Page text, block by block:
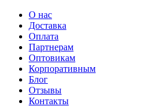
О нас
Доставка
Оплата
Партнерам
Оптовикам
Корпоративным
Блог
Отзывы
Контакты